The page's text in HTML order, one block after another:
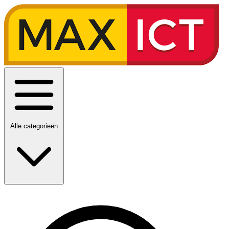
Alle categorieën